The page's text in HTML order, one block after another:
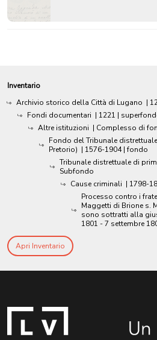
Inventario
Archivio storico della Città di Lugano |
Fondi documentari | 1221 |
Altre istituzioni | Complesso di
Fondo del Tribunale
Pretorio) | 1576-1904 | fondo
Tribunale distrettuale di
Subfondo
Cause criminali | 1798-
Processo contro i
Maggetti di Brione s.
sono sottratti alla
1801 - 7 settembre
Apri Inventario